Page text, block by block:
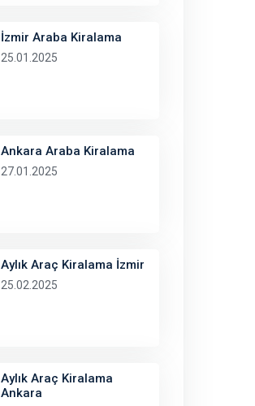
İzmir Araba Kiralama
25.01.2025
Ankara Araba Kiralama
27.01.2025
Aylık Araç Kiralama İzmir
25.02.2025
Aylık Araç Kiralama
Ankara